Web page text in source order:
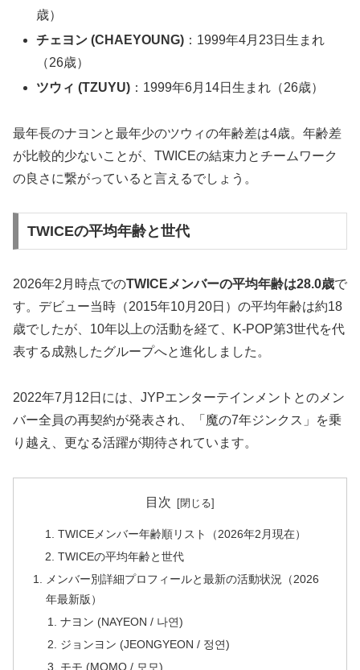
歳）
チェヨン (CHAEYOUNG) ：1999年4月23日生まれ
（26歳）
ツウィ (TZUYU) ：1999年6月14日生まれ（26歳）
最年長のナヨンと最年少のツウィの年齢差は4歳。年齢差
が比較的少ないことが、TWICEの結束力とチームワーク
の良さに繋がっていると言えるでしょう。
TWICEの平均年齢と世代
2026年2月時点でのTWICEメンバーの平均年齢は28.0歳で
す。デビュー当時（2015年10月20日）の平均年齢は約18
歳でしたが、10年以上の活動を経て、K-POP第3世代を代
表する成熟したグループへと進化しました。
2022年7月12日には、JYPエンターテインメントとのメン
バー全員の再契約が発表され、「魔の7年ジンクス」を乗
り越え、更なる活躍が期待されています。
目次
TWICEメンバー年齢順リスト（2026年2月現在）
TWICEの平均年齢と世代
メンバー別詳細プロフィールと最新の活動状況（2026
年最新版）
ナヨン (NAYEON / 나연)
ジョンヨン (JEONGYEON / 정연)
モモ (MOMO / 모모)